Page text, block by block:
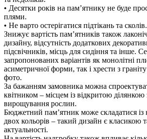
• Десятки років на пам’ятнику не буде
плями.
• Не варто остерігатися підтікань та сколів.
Знижує вартість пам’ятників також
дизайну, відсутність додаткових
підсвічників, місць для сидіння та інше.
запропонованих варіантів як монолітні
асиметричної форми, так і хрести з
фото.
За бажанням замовника можна
квітником – місцем із відкритою ділянкою
вирощування рослин.
Бюджетний пам’ятник може складатися із
двох кольорів – такий дизайн є класикою
актуальності.